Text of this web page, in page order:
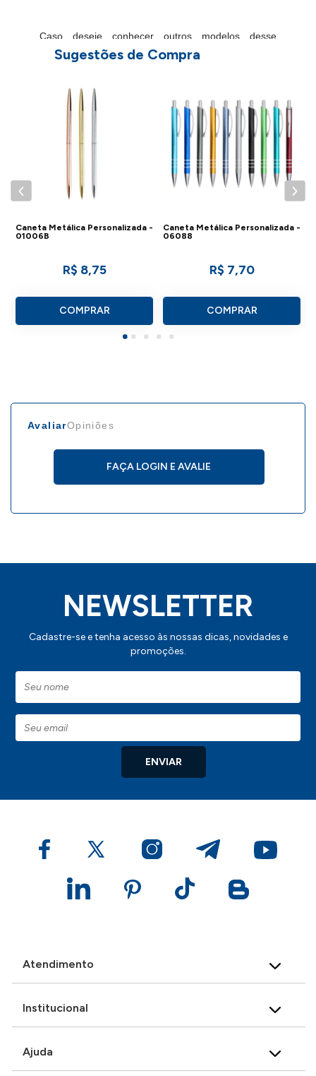
Caso deseje conhecer outros modelos desse
produto,clique aqui .
Sugestões de Compra
Caneta Metálica Personalizada -
01006B
R$ 8,75
COMPRAR
Caneta Metálica Personalizada -
06088
R$ 7,70
COMPRAR
AvaliarOpiniões
FAÇA LOGIN E AVALIE
NEWSLETTER
Cadastre-se e tenha acesso às nossas dicas, novidades e
promoções.
ENVIAR
Atendimento
Institucional
Ajuda